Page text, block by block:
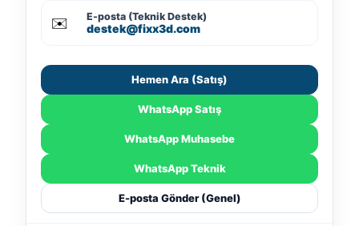
✉️ E-posta (Teknik Destek)
destek@fixx3d.com
Hemen Ara (Satış)
WhatsApp Satış
WhatsApp Muhasebe
WhatsApp Teknik
E-posta Gönder (Genel)